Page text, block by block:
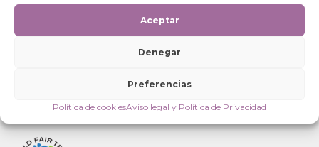
Aceptar
Denegar
Preferencias
Política de cookiesAviso legal y Política de Privacidad